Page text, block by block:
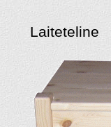
Laiteteline